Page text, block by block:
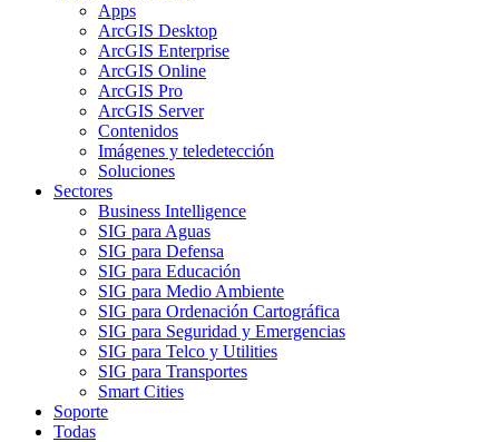
Apps
ArcGIS Desktop
ArcGIS Enterprise
ArcGIS Online
ArcGIS Pro
ArcGIS Server
Contenidos
Imágenes y teledetección
Soluciones
Sectores
Business Intelligence
SIG para Aguas
SIG para Defensa
SIG para Educación
SIG para Medio Ambiente
SIG para Ordenación Cartográfica
SIG para Seguridad y Emergencias
SIG para Telco y Utilities
SIG para Transportes
Smart Cities
Soporte
Todas